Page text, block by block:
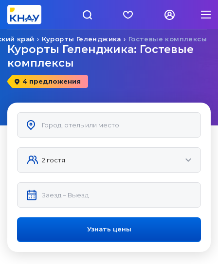
Гостевые комплексы
Курорты Геленджика
край
Курорты Геленджика: Гостевые
комплексы
4 предложения
Узнать цены